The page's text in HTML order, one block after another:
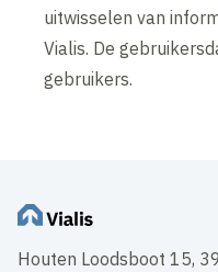
uitwisselen van
Vialis. De
gebruikers.
Houten Loodsboot 15,